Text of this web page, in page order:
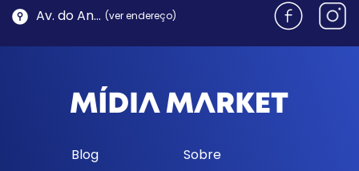
Av. do Antão, 1762 - Morro da Cruz | Florianópolis (ver endereço)
Blog
Sobre